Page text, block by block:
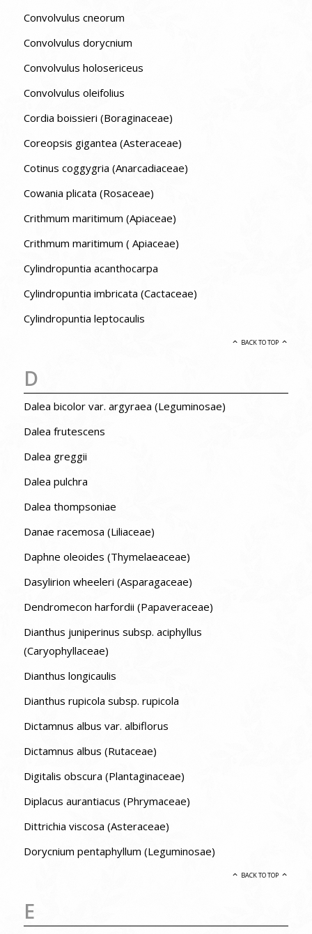
Convolvulus cneorum
Convolvulus dorycnium
Convolvulus holosericeus
Convolvulus oleifolius
Cordia boissieri (Boraginaceae)
Coreopsis gigantea (Asteraceae)
Cotinus coggygria (Anarcadiaceae)
Cowania plicata (Rosaceae)
Crithmum maritimum (Apiaceae)
Crithmum maritimum ( Apiaceae)
Cylindropuntia acanthocarpa
Cylindropuntia imbricata (Cactaceae)
Cylindropuntia leptocaulis
BACK TO TOP
D
Dalea bicolor var. argyraea (Leguminosae)
Dalea frutescens
Dalea greggii
Dalea pulchra
Dalea thompsoniae
Danae racemosa (Liliaceae)
Daphne oleoides (Thymelaeaceae)
Dasylirion wheeleri (Asparagaceae)
Dendromecon harfordii (Papaveraceae)
Dianthus juniperinus subsp. aciphyllus
(Caryophyllaceae)
Dianthus longicaulis
Dianthus rupicola subsp. rupicola
Dictamnus albus var. albiflorus
Dictamnus albus (Rutaceae)
Digitalis obscura (Plantaginaceae)
Diplacus aurantiacus (Phrymaceae)
Dittrichia viscosa (Asteraceae)
Dorycnium pentaphyllum (Leguminosae)
BACK TO TOP
E